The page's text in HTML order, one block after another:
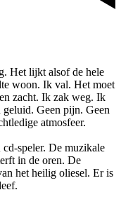
Het lijkt alsof de hele
woon. Ik val. Het moet
zacht. Ik zak weg. Ik
geluid. Geen pijn. Geen
atmosfeer.
cd-speler. De muzikale
in de oren. De
het heilig oliesel. Er is